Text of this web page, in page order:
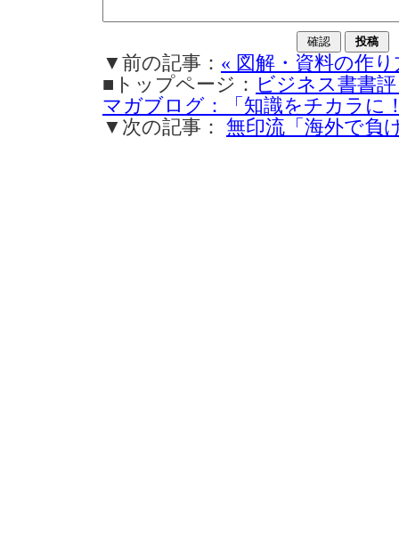
▼前の記事： « 図解・資料の作り
■トップページ： ビジネス書書
マガブログ：「知識をチカラに
▼次の記事： 無印流「海外で負